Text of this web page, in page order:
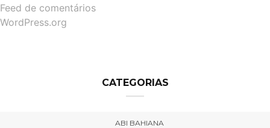
Feed de comentários
WordPress.org
CATEGORIAS
ABI BAHIANA